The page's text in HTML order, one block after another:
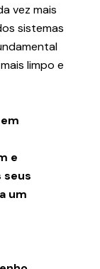
vez mais
sistemas
limpo e
e
seus
um